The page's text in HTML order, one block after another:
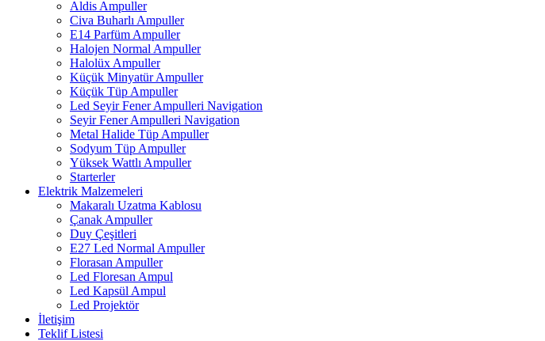
Aldis Ampuller
Civa Buharlı Ampuller
E14 Parfüm Ampuller
Halojen Normal Ampuller
Halolüx Ampuller
Küçük Minyatür Ampuller
Küçük Tüp Ampuller
Led Seyir Fener Ampulleri Navigation
Seyir Fener Ampulleri Navigation
Metal Halide Tüp Ampuller
Sodyum Tüp Ampuller
Yüksek Wattlı Ampuller
Starterler
Elektrik Malzemeleri
Makaralı Uzatma Kablosu
Çanak Ampuller
Duy Çeşitleri
E27 Led Normal Ampuller
Florasan Ampuller
Led Floresan Ampul
Led Kapsül Ampul
Led Projektör
İletişim
Teklif Listesi